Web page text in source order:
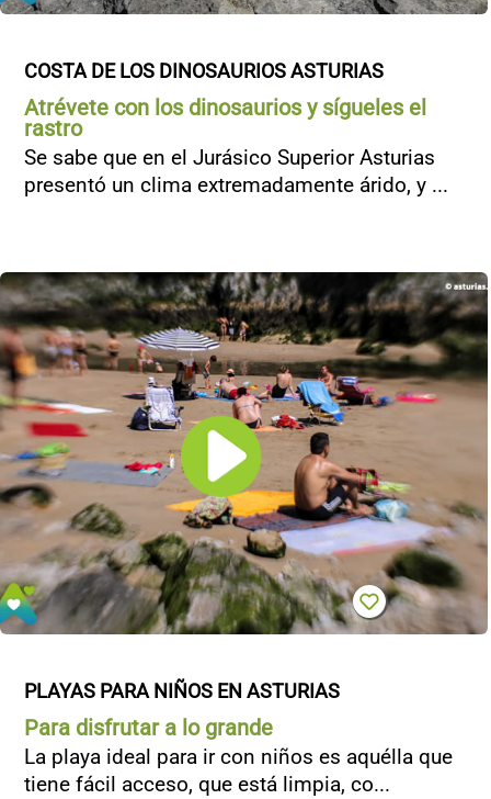
COSTA DE LOS DINOSAURIOS ASTURIAS
Atrévete con los dinosaurios y sígueles el
rastro
Se sabe que en el Jurásico Superior Asturias
presentó un clima extremadamente árido, y ...
PLAYAS PARA NIÑOS EN ASTURIAS
Para disfrutar a lo grande
La playa ideal para ir con niños es aquélla que
tiene fácil acceso, que está limpia, co...